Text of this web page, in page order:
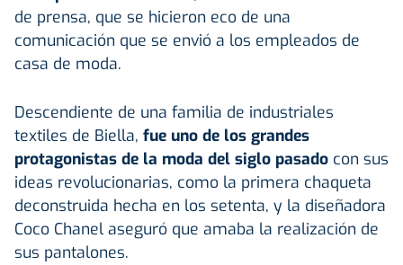
de prensa, que se hicieron eco de una
comunicación que se envió a los empleados de
casa de moda.
Descendiente de una familia de industriales
textiles de Biella, fue uno de los grandes
protagonistas de la moda del siglo pasado con sus
ideas revolucionarias, como la primera chaqueta
deconstruida hecha en los setenta, y la diseñadora
Coco Chanel aseguró que amaba la realización de
sus pantalones.